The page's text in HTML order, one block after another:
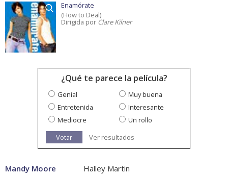
Enamórate
(How to Deal)
Dirigida por Clare Kilner
¿Qué te parece la película?
Genial
Muy buena
Entretenida
Interesante
Mediocre
Un rollo
Votar
Ver resultados
Mandy Moore
Halley Martin